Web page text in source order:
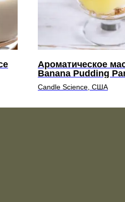
Ароматическое
Banana Pudding
Парфе из
пудинга
Candle Science, США